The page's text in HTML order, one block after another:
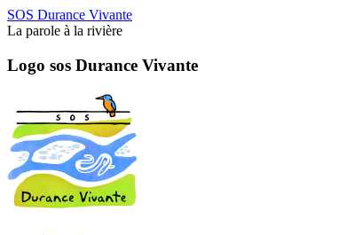
SOS Durance Vivante
La parole à la rivière
Logo sos Durance Vivante